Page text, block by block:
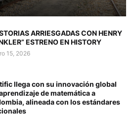
ARRIESGADAS CON HENRY
ESTRENO EN HISTORY
15, 2026
llega con su innovación global
de matemática a
alineada con los estándares